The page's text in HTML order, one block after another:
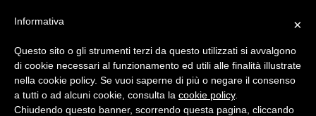
×
Informativa
Questo sito o gli strumenti terzi da questo utilizzati si avvalgono
di cookie necessari al funzionamento ed utili alle finalità illustrate
nella cookie policy. Se vuoi saperne di più o negare il consenso
a tutti o ad alcuni cookie, consulta la cookie policy.
Chiudendo questo banner, scorrendo questa pagina, cliccando